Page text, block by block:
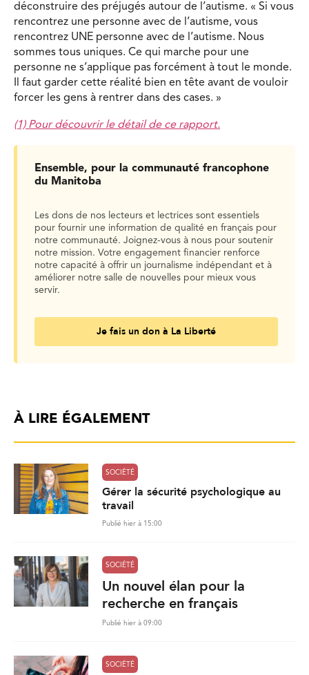
déconstruire des préjugés autour de l’autisme. « Si vous
rencontrez une personne avec de l’autisme, vous
rencontrez UNE personne avec de l’autisme. Nous
sommes tous uniques. Ce qui marche pour une
personne ne s’applique pas forcément à tout le monde.
Il faut garder cette réalité bien en tête avant de vouloir
forcer les gens à rentrer dans des cases. »
(1) Pour découvrir le détail de ce rapport.
Ensemble, pour la communauté francophone
du Manitoba
Les dons de nos lecteurs et lectrices sont essentiels
pour fournir une information de qualité en français pour
notre communauté. Joignez-vous à nous pour soutenir
notre mission. Votre engagement financier renforce
notre capacité à offrir un journalisme indépendant et à
améliorer notre salle de nouvelles pour mieux vous
servir.
Je fais un don à La Liberté
À LIRE ÉGALEMENT
SOCIÉTÉ
Gérer la sécurité psychologique au
travail
Publié hier à 15:00
SOCIÉTÉ
Un nouvel élan pour la
recherche en français
Publié hier à 09:00
SOCIÉTÉ